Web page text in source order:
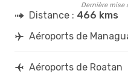
Dernière mise
Distance : 466 kms
Aéroports de
Aéroports de Roatan